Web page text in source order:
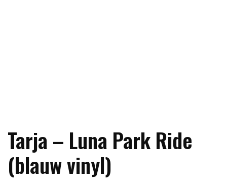
Tarja – Luna Park Ride
(blauw vinyl)